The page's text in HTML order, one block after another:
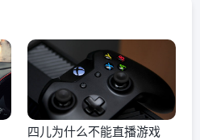
四儿为什么不能直播游戏